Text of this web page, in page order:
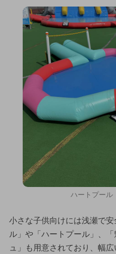
ハートプール
小さな子供向けには浅瀬で
ル」や「ハートプール」、
ュ」も用意されており、幅